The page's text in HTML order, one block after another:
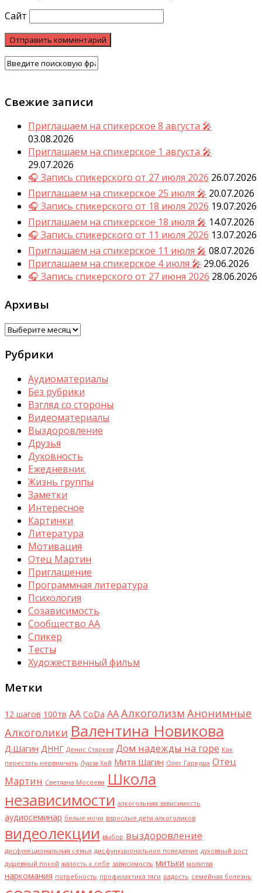
Сайт
Свежие записи
Приглашаем на спикерское 8 августа 🎤
03.08.2026
Приглашаем на спикерское 1 августа 🎤
29.07.2026
🎧 Запись спикерского от 27 июля 2026 26.07.2026
Приглашаем на спикерское 25 июля 🎤 20.07.2026
🎧 Запись спикерского от 18 июля 2026 19.07.2026
Приглашаем на спикерское 18 июля 🎤 14.07.2026
🎧 Запись спикерского от 11 июля 2026 13.07.2026
Приглашаем на спикерское 11 июля 🎤 08.07.2026
Приглашаем на спикерское 4 июля 🎤 29.06.2026
🎧 Запись спикерского от 27 июня 2026 28.06.2026
Архивы
Архивы
Рубрики
Аудиоматериалы
Без рубрики
Взгляд со стороны
Видеоматериалы
Выздоровление
Друзья
Духовность
Ежедневник
Жизнь группы
Заметки
Интересное
Картинки
Литература
Мотивация
Отец Мартин
Приглашение
Программная литература
Психология
Созависимость
Сообщество АА
Спикер
Тесты
Художественный фильм
Метки
12 шагов 100тв AA CoDa АААлкоголизм Анонимные
Алкоголики Валентина Новикова
Д.Шагин ДННГ Денис Старков Дом надежды на горе Как
перестать нервничать Луиза Хей Митя Шагин Олег Гаркуша Отец
Мартин Светлана Мосеева Школа
независимости алкогольная зависимость
аудиосеминар белые ночи взрослые дети алкоголиков
видеолекции выбор выздоровление
дисфункциональная семья дисфункциональное поведение духовный рост
душевный покой жалость к себе зависимость митьки молитва
наркомания потребность профилактика тяги радость семейная болезнь